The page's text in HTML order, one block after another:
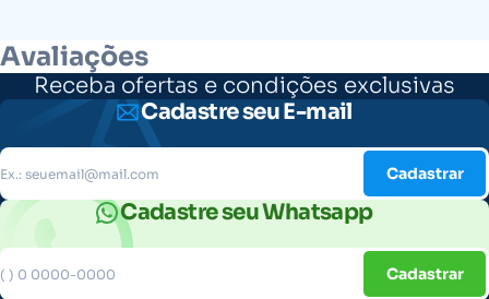
Avaliações
Receba ofertas e condições exclusivas
Cadastre seu E-mail
Cadastrar
Cadastre seu Whatsapp
Cadastrar